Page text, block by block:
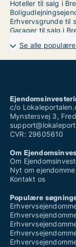
Hoteller til salg i
Erhvervsgrunde til
Garager til salg i
Se alle
c/o
Mynstersvej 3,
CVR: 29605610
Om
Om
Nyt om ejendomme
Kontakt os
Populære